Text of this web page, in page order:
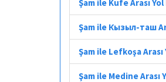
Şam ile Kufe Arası
Şam ile Кызыл-таш
Şam ile Lefkoşa
Şam ile Medine